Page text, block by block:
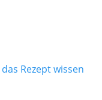
Rezept wissen